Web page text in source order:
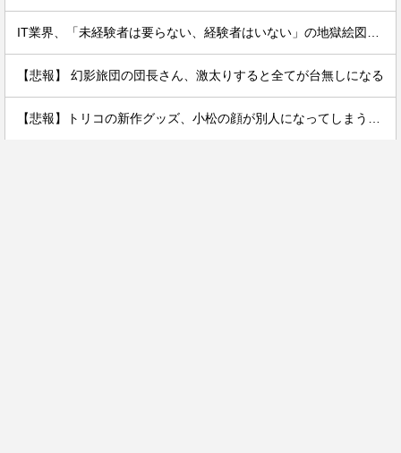
【悲報】 幻影旅団の団長さん、激太りすると全てが台無しになる